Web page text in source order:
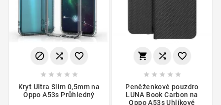
  
    
Kryt Ultra Slim 0,5mm na
Oppo A53s Průhledný
  
    
Peněženkové pouzdro
LUNA Book Carbon na
Oppo A53s Uhlíkové